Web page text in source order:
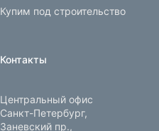
Купим под строительство
Контакты
Центральный офис
Санкт-Петербург,
Заневский пр.,